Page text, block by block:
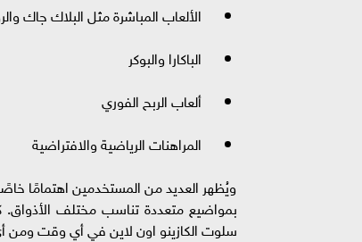
الألعاب المباشرة مثل البلاك جاك
الباكارا والبوكر
ألعاب الربح الفوري
المراهنات الرياضية والافتراضية
ويُظهر العديد من المستخدمين اهتمامًا
بمواضيع متعددة تناسب مختلف الأذواق.
سلوت الكازينو اون لاين في أي وقت ومن